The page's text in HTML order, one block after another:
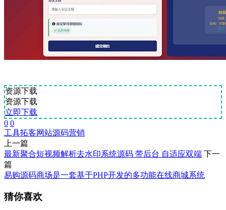
资源下载
资源下载
立即下载
0 0
工具拓客网站源码营销
上一篇
最新聚合短视频解析去水印系统源码 带后台 自适应双端 下一
篇
易购源码商场是一套基于PHP开发的多功能在线商城系统
猜你喜欢